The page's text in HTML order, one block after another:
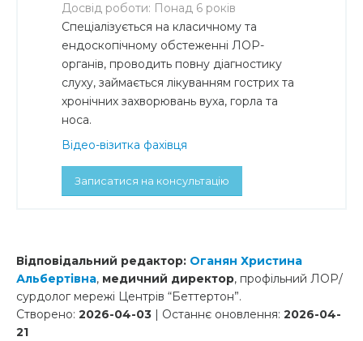
Досвід роботи: Понад 6 років
Спеціалізується на класичному та
ендоскопічному обстеженні ЛОР-
органів, проводить повну діагностику
слуху, займається лікуванням гострих та
хронічних захворювань вуха, горла та
носа.
Відео-візитка фахівця
Записатися на консультацію
Відповідальний редактор: Оганян Христина
Альбертівна, медичний директор, профільний ЛОР/
сурдолог мережі Центрів “Беттертон”.
Створено: 2026-04-03 | Останнє оновлення: 2026-04-
21